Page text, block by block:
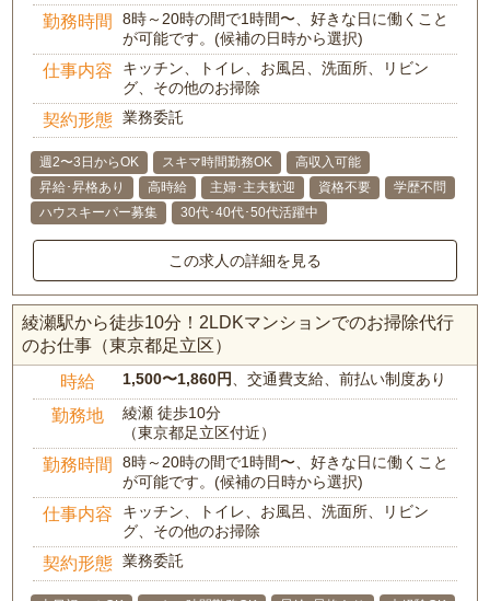
勤務時間
8時～20時の間で1時間〜、好きな日に働くこと
が可能です。(候補の日時から選択)
仕事内容
キッチン、トイレ、お風呂、洗面所、リビン
グ、その他のお掃除
契約形態 業務委託
週2〜3日からOK スキマ時間勤務OK
高収入可能
昇給･昇格あり
高時給 主婦･主夫歓迎 資格不要
学歴不問
ハウスキーパー募集
30代･40代･50代活躍中
この求人の詳細を見る
綾瀬駅から徒歩10分！2LDKマンションでのお掃除代行
のお仕事（東京都足立区）
時給 1,500〜1,860円、交通費支給、前払い制度あり
勤務地
綾瀬 徒歩10分
（東京都足立区付近）
勤務時間
8時～20時の間で1時間〜、好きな日に働くこと
が可能です。(候補の日時から選択)
仕事内容
キッチン、トイレ、お風呂、洗面所、リビン
グ、その他のお掃除
契約形態 業務委託